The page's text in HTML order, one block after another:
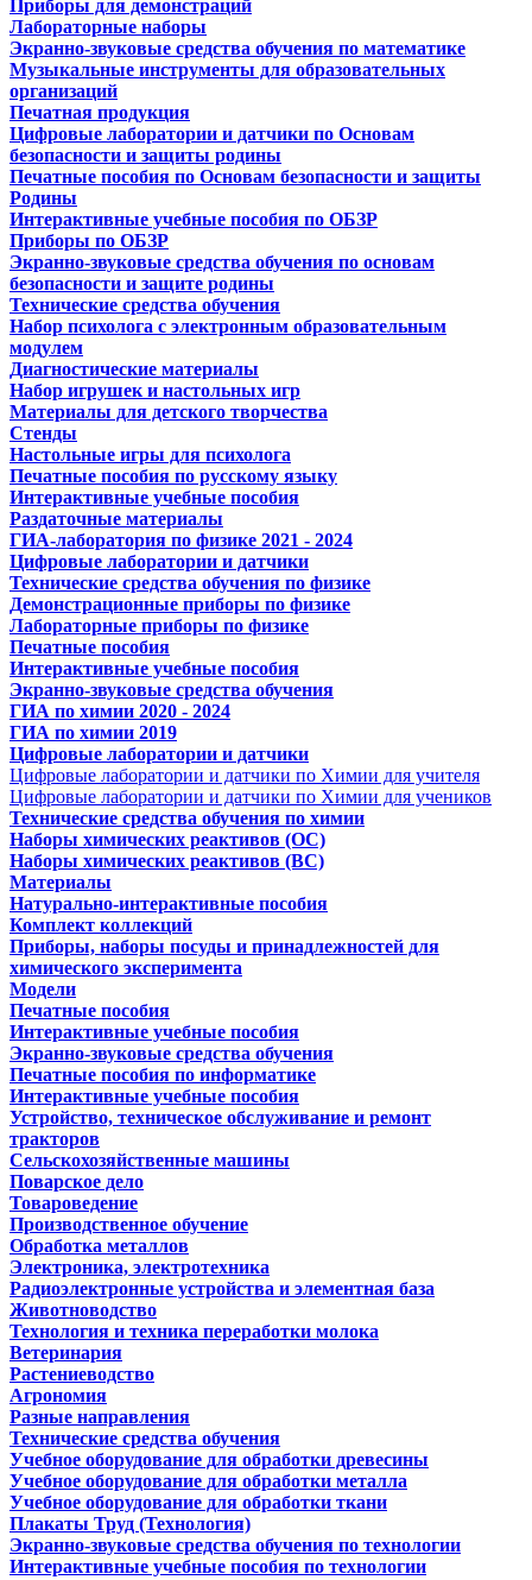
Приборы для демонстраций
Лабораторные наборы
Экранно-звуковые средства обучения по математике
Музыкальные инструменты для образовательных
организаций
Печатная продукция
Цифровые лаборатории и датчики по Основам
безопасности и защиты родины
Печатные пособия по Основам безопасности и защиты
Родины
Интерактивные учебные пособия по ОБЗР
Приборы по ОБЗР
Экранно-звуковые средства обучения по основам
безопасности и защите родины
Технические средства обучения
Набор психолога с электронным образовательным
модулем
Диагностические материалы
Набор игрушек и настольных игр
Материалы для детского творчества
Стенды
Настольные игры для психолога
Печатные пособия по русскому языку
Интерактивные учебные пособия
Раздаточные материалы
ГИА-лаборатория по физике 2021 - 2024
Цифровые лаборатории и датчики
Технические средства обучения по физике
Демонстрационные приборы по физике
Лабораторные приборы по физике
Печатные пособия
Интерактивные учебные пособия
Экранно-звуковые средства обучения
ГИА по химии 2020 - 2024
ГИА по химии 2019
Цифровые лаборатории и датчики
Цифровые лаборатории и датчики по Химии для учителя
Цифровые лаборатории и датчики по Химии для учеников
Технические средства обучения по химии
Наборы химических реактивов (ОС)
Наборы химических реактивов (ВС)
Материалы
Натурально-интерактивные пособия
Комплект коллекций
Приборы, наборы посуды и принадлежностей для
химического эксперимента
Модели
Печатные пособия
Интерактивные учебные пособия
Экранно-звуковые средства обучения
Печатные пособия по информатике
Интерактивные учебные пособия
Устройство, техническое обслуживание и ремонт
тракторов
Сельскохозяйственные машины
Поварское дело
Товароведение
Производственное обучение
Обработка металлов
Электроника, электротехника
Радиоэлектронные устройства и элементная база
Животноводство
Технология и техника переработки молока
Ветеринария
Растениеводство
Агрономия
Разные направления
Технические средства обучения
Учебное оборудование для обработки древесины
Учебное оборудование для обработки металла
Учебное оборудование для обработки ткани
Плакаты Труд (Технология)
Экранно-звуковые средства обучения по технологии
Интерактивные учебные пособия по технологии